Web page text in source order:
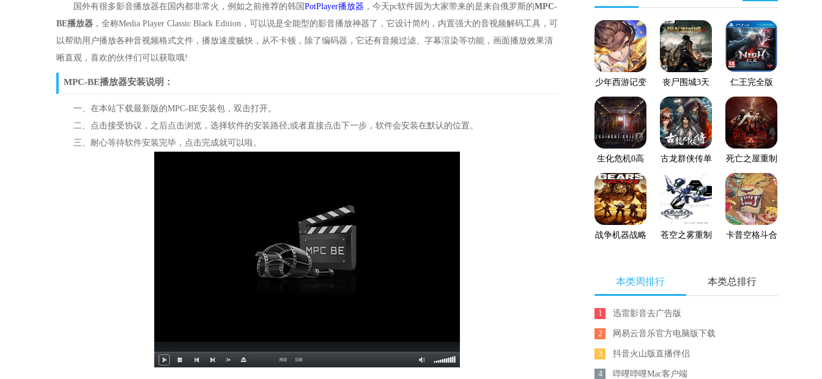
国外有很多影音播放器在国内都非常火，例如之前推荐的韩国 PotPlayer播放器 ，今天pc软件园为大家带来的是来自俄罗斯的MPC-
BE播放器 ，全称Media Player Classic Black Edition，可以说是全能型的影音播放神器了，它设计简约，内置强大的音视频解码工具，可
以帮助用户播放各种音视频格式文件，播放速度贼快，从不卡顿，除了编码器，它还有音频过滤、字幕渲染等功能，画面播放效果清
晰直观，喜欢的伙伴们可以获取哦!
MPC-BE播放器安装说明：
一、在本站下载最新版的MPC-BE安装包，双击打开。
二、点击接受协议，之后点击浏览，选择软件的安装路径;或者直接点击下一步，软件会安装在默认的位置。
三、耐心等待软件安装完毕，点击完成就可以啦。
少年西游记变
态服
丧尸围城3天
启版
仁王完全版
生化危机0高
清重制版
古龙群侠传单
机版下载
死亡之屋重制
版
战争机器战略
苍空之雾重制
卡普空格斗合
本类周排行 本类总排行
1 迅雷影音去广告版
2 网易云音乐官方电脑版下载
3 抖音火山版直播伴侣
4 哔哩哔哩Mac客户端